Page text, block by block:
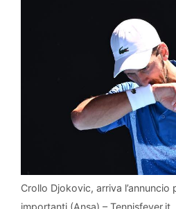
Crollo Djokovic, arriva l’annuncio